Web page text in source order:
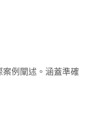
例闡述。涵蓋準確